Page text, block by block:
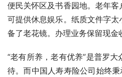
便民关怀区及书香园地。老年
可提供休息娱乐。纸质文件字
备了老花镜。办理业务保留现金
“老有所养，老有优养”是普罗
待。而中国人寿寿险公司始终